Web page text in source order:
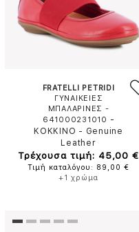
FRATELLI PETRIDI
ΓΥΝΑΙΚΕΙΕΣ
ΜΠΑΛΑΡΙΝΕΣ -
641000231010 -
ΚΟΚΚΙΝΟ - Genuine
Leather
Τρέχουσα τιμή: 45,00 €
Τιμή καταλόγου: 89,00 €
+1 χρώμα